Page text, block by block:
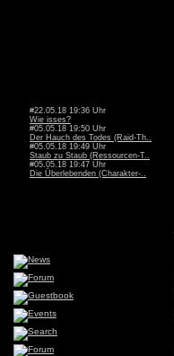
#22.05.18 19:36 Uhr
Wie isses?
#05.05.18 19:50 Uhr
Der Hauch des Todes (Raid-Th..
#05.05.18 19:49 Uhr
Staub zu Staub (Ressourcen-T..
#05.05.18 19:47 Uhr
Die Überlebenden (Charakter-..